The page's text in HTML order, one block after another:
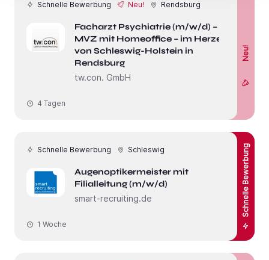
Schnelle Bewerbung Neu! Rendsburg
Facharzt Psychiatrie (m/w/d) –
MVZ mit Homeoffice – im Herzen
von Schleswig-Holstein in
Rendsburg
tw.con. GmbH
Neu!
4 Tagen
Schnelle Bewerbung Schleswig
Augenoptikermeister mit
Filialleitung (m/w/d)
smart-recruiting.de
Schnelle Bewerbung
1 Woche